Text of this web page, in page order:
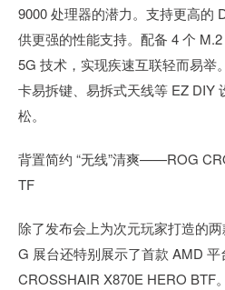
9000 处理器的潜力。支持更高的
供更强的性能支持。配备 4 个
5G 技术，实现疾速互联轻而易举
卡易拆键、易拆式天线等 EZ DIY
松。
背置简约 “无线”清爽——ROG
TF
除了发布会上为次元玩家打造的
G 展台还特别展示了首款 AMD
CROSSHAIR X870E HERO BTF